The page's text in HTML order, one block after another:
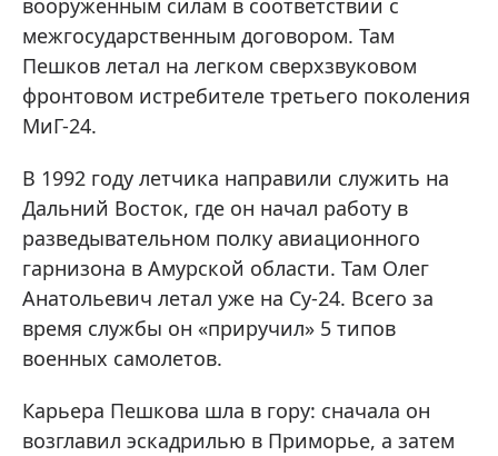
вооруженным силам в соответствии с
межгосударственным договором. Там
Пешков летал на легком сверхзвуковом
фронтовом истребителе третьего поколения
МиГ-24.
В 1992 году летчика направили служить на
Дальний Восток, где он начал работу в
разведывательном полку авиационного
гарнизона в Амурской области. Там Олег
Анатольевич летал уже на Су-24. Всего за
время службы он «приручил» 5 типов
военных самолетов.
Карьера Пешкова шла в гору: сначала он
возглавил эскадрилью в Приморье, а затем